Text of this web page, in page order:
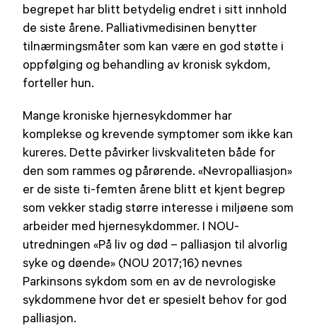
begrepet har blitt betydelig endret i sitt innhold
de siste årene. Palliativmedisinen benytter
tilnærmingsmåter som kan være en god støtte i
oppfølging og behandling av kronisk sykdom,
forteller hun.
Mange kroniske hjernesykdommer har
komplekse og krevende symptomer som ikke kan
kureres. Dette påvirker livskvaliteten både for
den som rammes og pårørende. «Nevropalliasjon»
er de siste ti-femten årene blitt et kjent begrep
som vekker stadig større interesse i miljøene som
arbeider med hjernesykdommer. I NOU-
utredningen «På liv og død – palliasjon til alvorlig
syke og døende» (NOU 2017;16) nevnes
Parkinsons sykdom som en av de nevrologiske
sykdommene hvor det er spesielt behov for god
palliasjon.